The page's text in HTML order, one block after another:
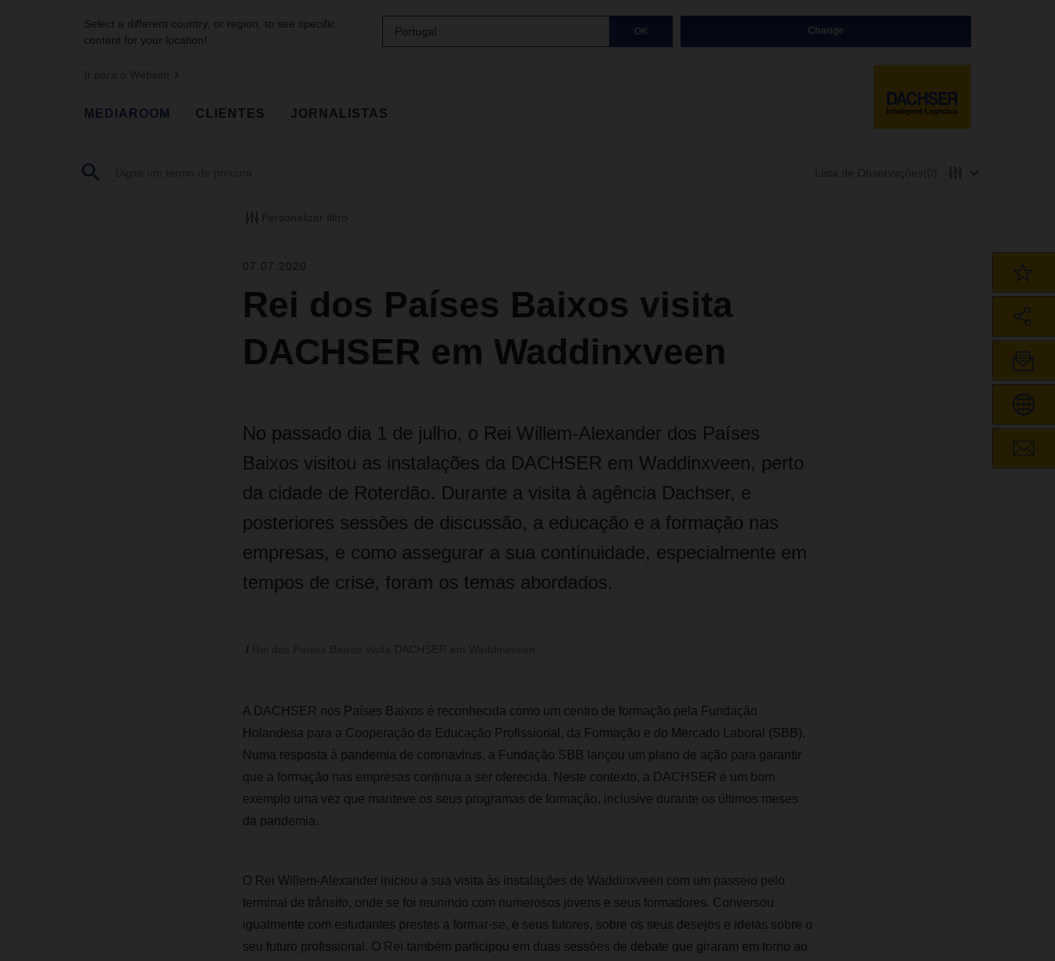
Select a different country, or region, to see specific
content for your location!
Portugal OK Change
Ir para o Website
MEDIAROOM CLIENTES JORNALISTAS
Lista de Observações (0)
Personalizar filtro
07.07.2020
Rei dos Países Baixos visita
DACHSER em Waddinxveen
No passado dia 1 de julho, o Rei Willem-Alexander dos Países
Baixos visitou as instalações da DACHSER em Waddinxveen, perto
da cidade de Roterdão. Durante a visita à agência Dachser, e
posteriores sessões de discussão, a educação e a formação nas
empresas, e como assegurar a sua continuidade, especialmente em
tempos de crise, foram os temas abordados.
A DACHSER nos Países Baixos é reconhecida como um centro de formação pela Fundação
Holandesa para a Cooperação da Educação Profissional, da Formação e do Mercado Laboral (SBB).
Numa resposta à pandemia de coronavírus, a Fundação SBB lançou um plano de ação para garantir
que a formação nas empresas continua a ser oferecida. Neste contexto, a DACHSER é um bom
exemplo uma vez que manteve os seus programas de formação, inclusive durante os últimos meses
da pandemia.
O Rei Willem-Alexander iniciou a sua visita às instalações de Waddinxveen com um passeio pelo
terminal de trânsito, onde se foi reunindo com numerosos jovens e seus formadores. Conversou
igualmente com estudantes prestes a formar-se, e seus tutores, sobre os seus desejos e ideias sobre o
seu futuro profissional. O Rei também participou em duas sessões de debate que giraram em torno ao